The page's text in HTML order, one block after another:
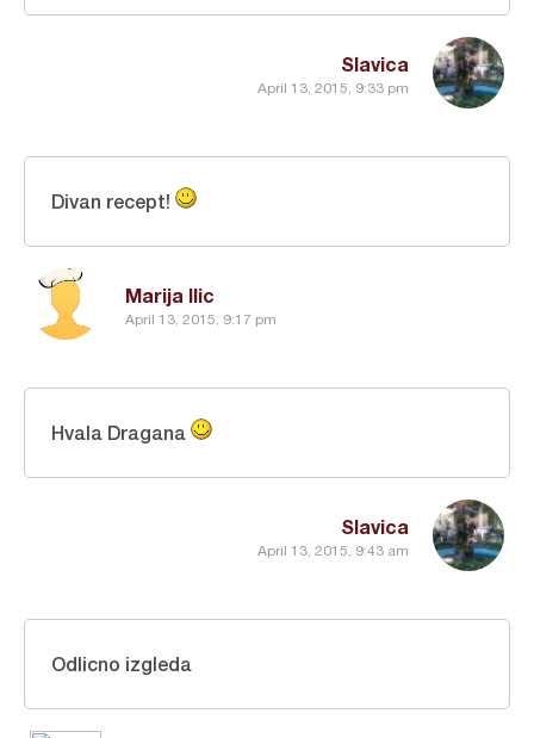
Slavica
April 13, 2015, 9:33 pm
Marija Ilic
April 13, 2015, 9:17 pm
Divan recept!
Slavica
April 13, 2015, 9:43 am
Hvala Dragana
Odlicno izgleda